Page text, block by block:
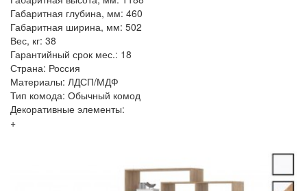
Габаритная глубина, мм: 460
Габаритная ширина, мм: 502
Вес, кг: 38
Гарантийный срок мес.: 18
Страна: Россия
Материалы: ЛДСП/МДФ
Тип комода: Обычный комод
Декоративные элементы:
+